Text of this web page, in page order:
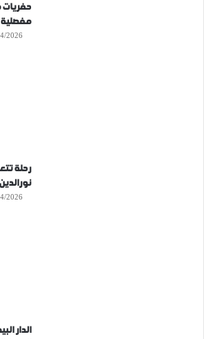
مفصلية
2026
رحلة
2026
الدار